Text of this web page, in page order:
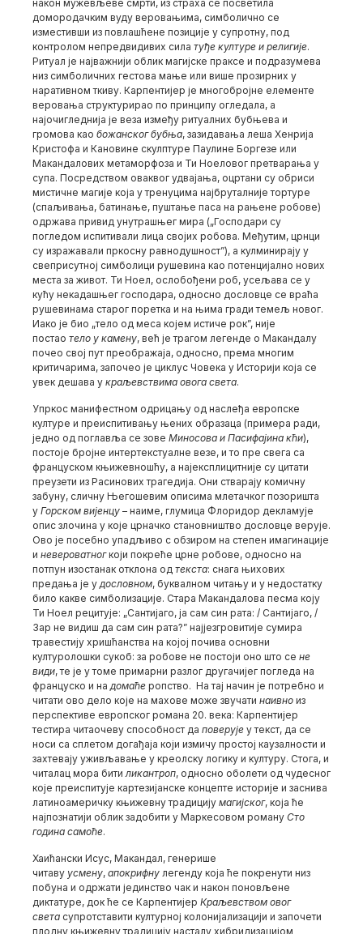
након мужевљеве смрти, из страха се посветила
домородачким вуду веровањима, симболично се
изместивши из повлашћене позиције у супротну, под
контролом непредвидивих сила туђе културе и религије.
Ритуал је најважнији облик магијске праксе и подразумева
низ симболичних гестова мање или више прозирних у
наративном ткиву. Карпентијер је многобројне елементе
веровања структурирао по принципу огледала, а
најочигледнија је веза између ритуалних бубњева и
громова као божанског бубња, зазидавања леша Хенрија
Кристофа и Кановине скулптуре Паулине Боргезе или
Макандалових метаморфоза и Ти Ноеловог претварања у
супа. Посредством оваквог удвајања, оцртани су обриси
мистичне магије која у тренуцима најбруталније тортуре
(спаљивања, батинање, пуштање паса на рањене робове)
одржава привид унутрашњег мира („Господари су
погледом испитивали лица својих робова. Међутим, црнци
су изражавали пркосну равнодушност”), а кулминирају у
свеприсутној симболици рушевина као потенцијално нових
места за живот. Ти Ноел, ослобођени роб, усељава се у
кућу некадашњег господара, односно дословце се враћа
рушевинама старог поретка и на њима гради темељ новог.
Иако је био „тело од меса којем истиче рок”, није
постао тело у камену, већ је трагом легенде о Макандалу
почео свој пут преображаја, односно, према многим
критичарима, започео је циклус Човека у Историји која се
увек дешава у краљевствима овога света.
Упркос манифестном одрицању од наслеђа европске
културе и преиспитивању њених образаца (примера ради,
једно од поглавља се зове Миносова и Пасифајина кћи),
постоје бројне интертекстуалне везе, и то пре свега са
француском књижевношћу, а најексплицитније су цитати
преузети из Расинових трагедија. Они стварају комичну
забуну, сличну Његошевим описима млетачког позоришта
у Горском вијенцу – наиме, глумица Флоридор декламује
опис злочина у које црначко становништво дословце верује.
Ово је посебно упадљиво с обзиром на степен имагинације
и невероватногкоји покреће црне робове, односно на
потпун изостанак отклона од текста: снага њихових
предања је удословном, буквалном читању и у недостатку
било какве симболизације. Стара Макандалова песма коју
Ти Ноел рецитује: „Сантијаго, ја сам син рата: / Сантијаго, /
Зар не видиш да сам син рата?” најјезгровитије сумира
травестију хришћанства на којој почива основни
културолошки сукоб: за робове не постоји оно што се не
види, те је у томе примарни разлог другачијег погледа на
француско и надомаће ропство. На тај начин је потребно и
читати ово дело које на махове може звучати наивно из
перспективе европског романа 20. века: Карпентијер
тестира читаочеву способност да поверује у текст, да се
носи са сплетом догађаја који измичу простој каузалности и
захтевају уживљавање у креолску логику и културу. Стога, и
читалац мора битиликантроп, односно оболети од чудесног
које преиспитује картезијанске концепте историје и заснива
латиноамеричку књижевну традицију магијског, која ће
најпознатији облик задобити у Маркесовом роману Сто
година самоће.
Хаићански Исус, Макандал, генерише
читаву усмену, апокрифну легенду која ће покренути низ
побуна и одржати јединство чак и након поновљене
диктатуре, док ће се Карпентијер Краљевством овог
света супротставити културној колонијализацији и започети
плодну књижевну традицију насталу хибридизацијом